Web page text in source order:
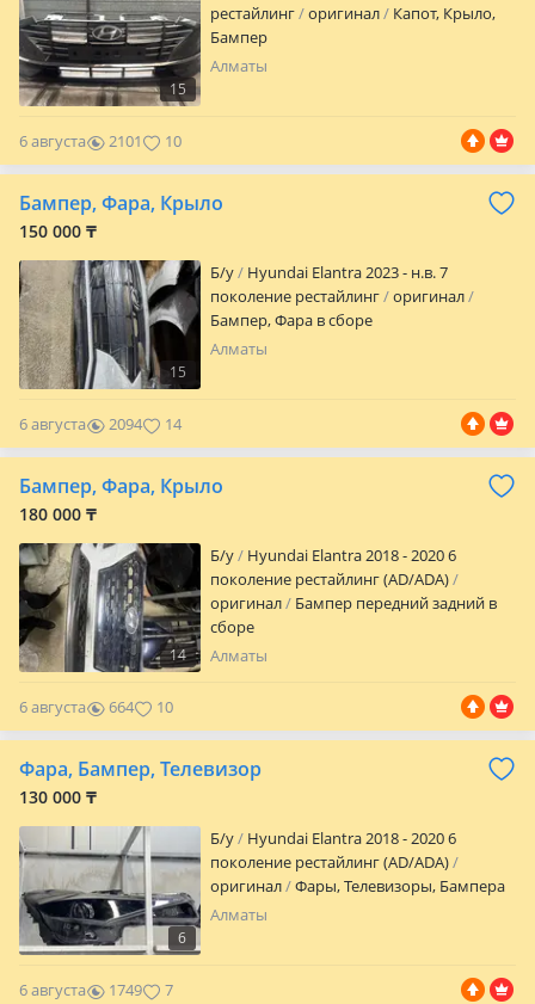
15
рестайлинг
оригинал
Капот, Крыло,
Бампер
Алматы
6 августа 2101 10
Бампер, Фара, Крыло
150 000 ₸
15
Б/y
Hyundai Elantra 2023 - н.в. 7
поколение рестайлинг
оригинал
Бампер, Фара в сборе
Алматы
6 августа 2094 14
Бампер, Фара, Крыло
180 000 ₸
14
Б/y
Hyundai Elantra 2018 - 2020 6
поколение рестайлинг (AD/ADA)
оригинал
Бампер передний задний в
сборе
Алматы
6 августа 664 10
Фара, Бампер, Телевизор
130 000 ₸
6
Б/y
Hyundai Elantra 2018 - 2020 6
поколение рестайлинг (AD/ADA)
оригинал
Фары, Телевизоры, Бампера
Алматы
6 августа 1749 7